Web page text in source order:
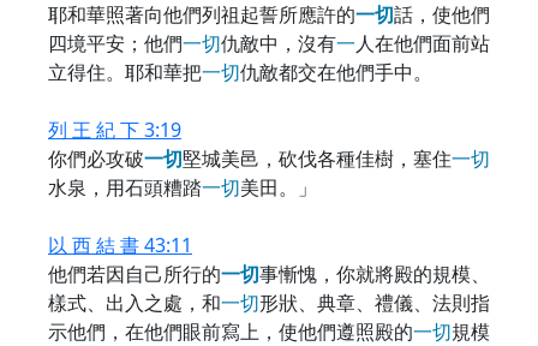
耶和華照著向他們列祖起誓所應許的一切話，使他們
四境平安；他們一切仇敵中，沒有一人在他們面前站
立得住。耶和華把一切仇敵都交在他們手中。
列 王 紀 下 3:19
你們必攻破一切堅城美邑，砍伐各種佳樹，塞住一切
水泉，用石頭糟踏一切美田。」
以 西 結 書 43:11
他們若因自己所行的一切事慚愧，你就將殿的規模、
樣式、出入之處，和一切形狀、典章、禮儀、法則指
示他們，在他們眼前寫上，使他們遵照殿的一切規模